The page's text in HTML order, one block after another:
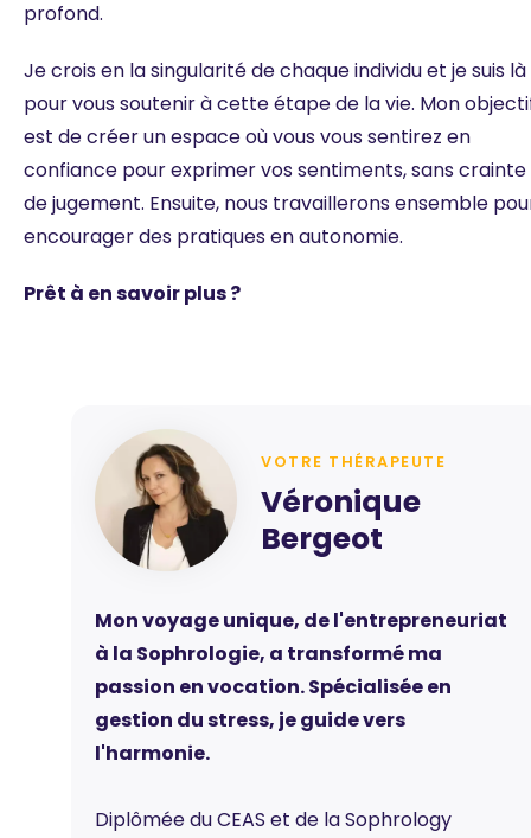
profond.
Je crois en la singularité de chaque individu et je suis là
pour vous soutenir à cette étape de la vie. Mon
est de créer un espace où vous vous sentirez en
confiance pour exprimer vos sentiments, sans crainte
de jugement. Ensuite, nous travaillerons ensemble
encourager des pratiques en autonomie.
Prêt à en savoir plus ?
VOTRE THÉRAPEUTE
Véronique
Bergeot
Mon voyage unique, de l'entrepreneuriat
à la Sophrologie, a transformé ma
passion en vocation. Spécialisée en
gestion du stress, je guide vers
l'harmonie.
Diplômée du CEAS et de la Sophrology